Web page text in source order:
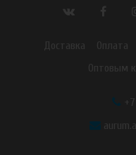
Доставка Оплата
Оптовым